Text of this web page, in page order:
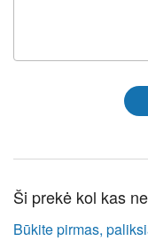
Ši prekė kol kas
Būkite pirmas,